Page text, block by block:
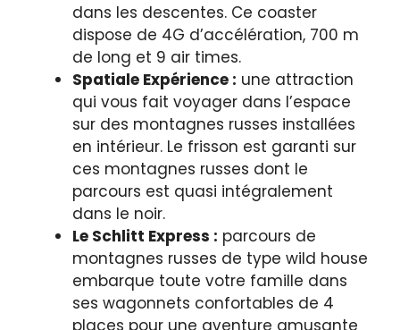
dans les descentes. Ce coaster
dispose de 4G d’accélération, 700 m
de long et 9 air times.
Spatiale Expérience : une attraction
qui vous fait voyager dans l’espace
sur des montagnes russes installées
en intérieur. Le frisson est garanti sur
ces montagnes russes dont le
parcours est quasi intégralement
dans le noir.
Le Schlitt Express : parcours de
montagnes russes de type wild house
embarque toute votre famille dans
ses wagonnets confortables de 4
places pour une aventure amusante